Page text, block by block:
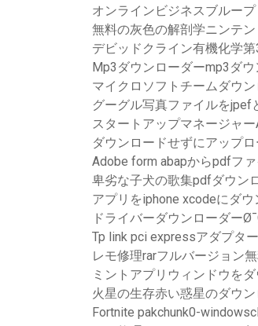
オンラインビジネスブルー
無料の灰色の解剖学ニンテ
デビッドクライン有機化学
Mp3ダウンローダーmp3ダウ
マイクロソフトチームダウ
グーグル写真ファイルをjpef
スタートアップマネージャ
ダウンロードせずにアップ
Adobe form abapからpdfフ
卑劣な子犬の歌集pdfダウン
アプリをiphone xcodeにダウ
ドライバーダウンローダー
Tp link pci expressアダプタ
レモ修理rarフルバージョン
ミントアプリウィンドウをダ
火星の生存赤い惑星のダウ
Fortnite pakchunk0-